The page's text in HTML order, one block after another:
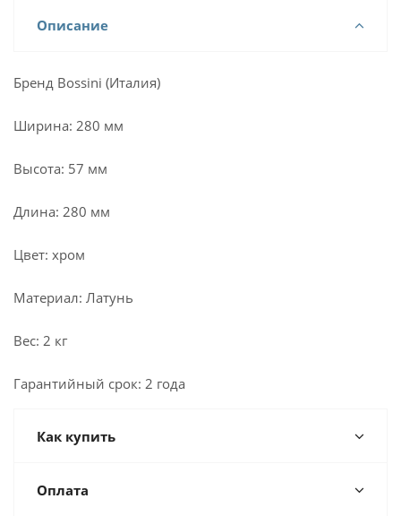
Описание
Бренд Bossini (Италия)
Ширина: 280 мм
Высота: 57 мм
Длина: 280 мм
Цвет: хром
Материал: Латунь
Вес: 2 кг
Гарантийный срок: 2 года
Как купить
Оплата